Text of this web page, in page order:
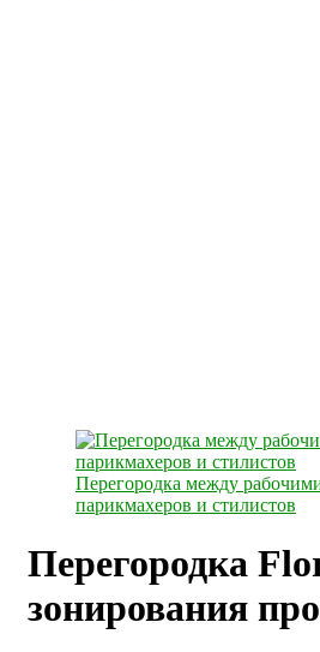
Перегородка между
парикмахеров и стилистов
Перегородка
зонирования